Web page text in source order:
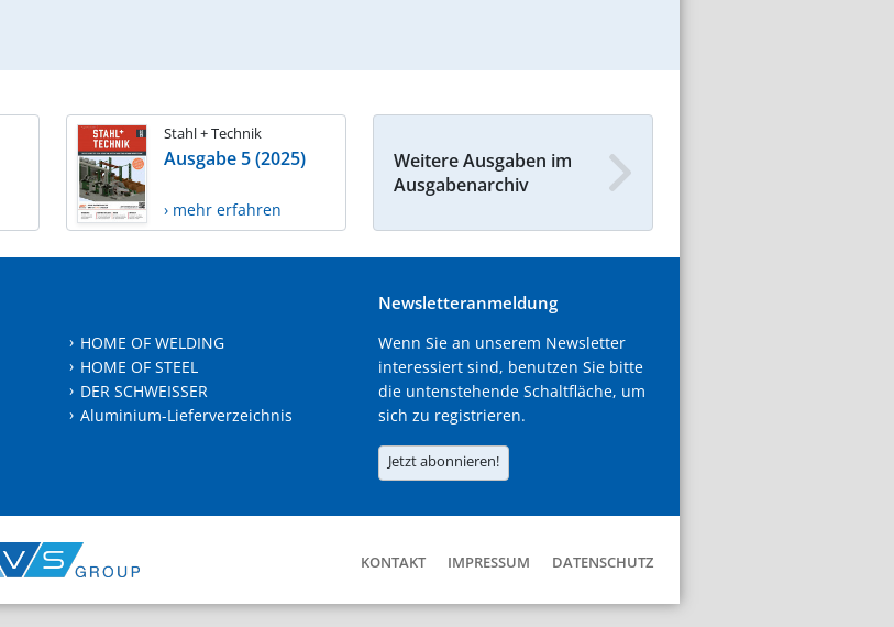
Stahl + Technik
Ausgabe 5 (2025)
› mehr erfahren
Weitere Ausgaben im
Ausgabenarchiv
HOME OF WELDING
HOME OF STEEL
DER SCHWEISSER
Aluminium-Lieferverzeichnis
Newsletteranmeldung
Wenn Sie an unserem Newsletter
interessiert sind, benutzen Sie bitte
die untenstehende Schaltfläche, um
sich zu registrieren.
Jetzt abonnieren!
KONTAKT IMPRESSUM DATENSCHUTZ